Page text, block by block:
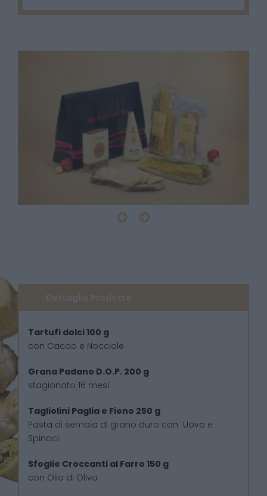
Dettaglio Prodotto
Tartufi dolci 100 g
con Cacao e Nocciole
Grana Padano D.O.P. 200 g
stagionato 16 mesi
Tagliolini Paglia e Fieno 250 g
Pasta di semola di grano duro con Uovo e
Spinaci
Sfoglie Croccanti al Farro 150 g
con Olio di Oliva